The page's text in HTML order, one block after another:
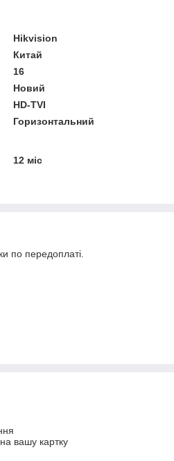
Hikvision
Китай
16
Новий
HD-TVI
Горизонтальний
12 міс
по передоплаті.
вашу картку